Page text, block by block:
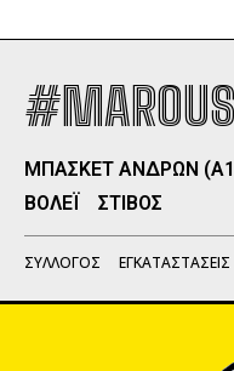
ΜΠΑΣΚΕΤ ΑΝΔΡΩΝ
ΒΟΛΕΪ
ΣΤΙΒΟΣ
ΣΥΛΛΟΓΟΣ ΕΓΚΑΤΑΣΤΑΣΕΙΣ